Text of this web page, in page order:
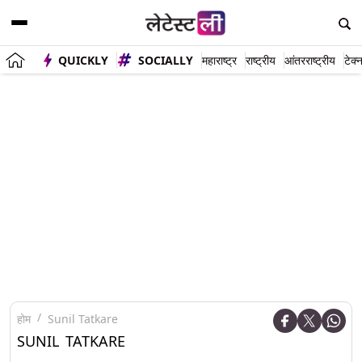
QUICKLY SOCIALLY महाराष्ट्र राष्ट्रीय आंतरराष्ट्रीय
होम Sunil Tatkare
SUNIL TATKARE